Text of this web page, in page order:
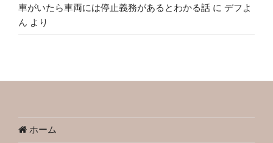
車がいたら車両には停止義務があるとわかる話 に デフよ
ん より
ホーム